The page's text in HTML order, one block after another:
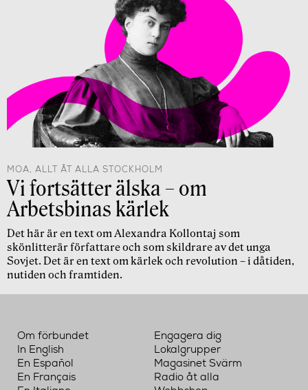
MOA, ALLT ÅT ALLA STOCKHOLM
Vi fortsätter älska – om
Arbetsbinas kärlek
Det här är en text om Alexandra Kollontaj som
skönlitterär författare och som skildrare av det unga
Sovjet. Det är en text om kärlek och revolution – i dåtiden,
nutiden och framtiden.
Om förbundet
In English
En Español
En Français
Engagera dig
Lokalgrupper
Magasinet Svärm
Radio åt alla